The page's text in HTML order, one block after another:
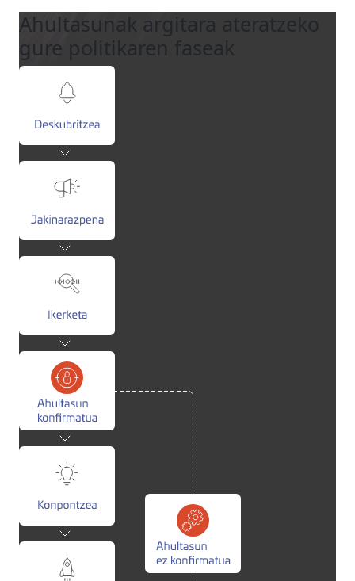
Ahultasunak argitara ateratzeko
gure politikaren faseak